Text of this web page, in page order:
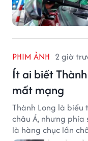
PHIM ẢNH 2 giờ
Ít ai biết
mất mạng
Thành Long là
châu Á, nhưng
là hàng chục lần